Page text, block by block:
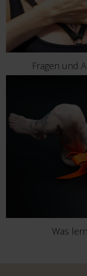
Fragen und
Was